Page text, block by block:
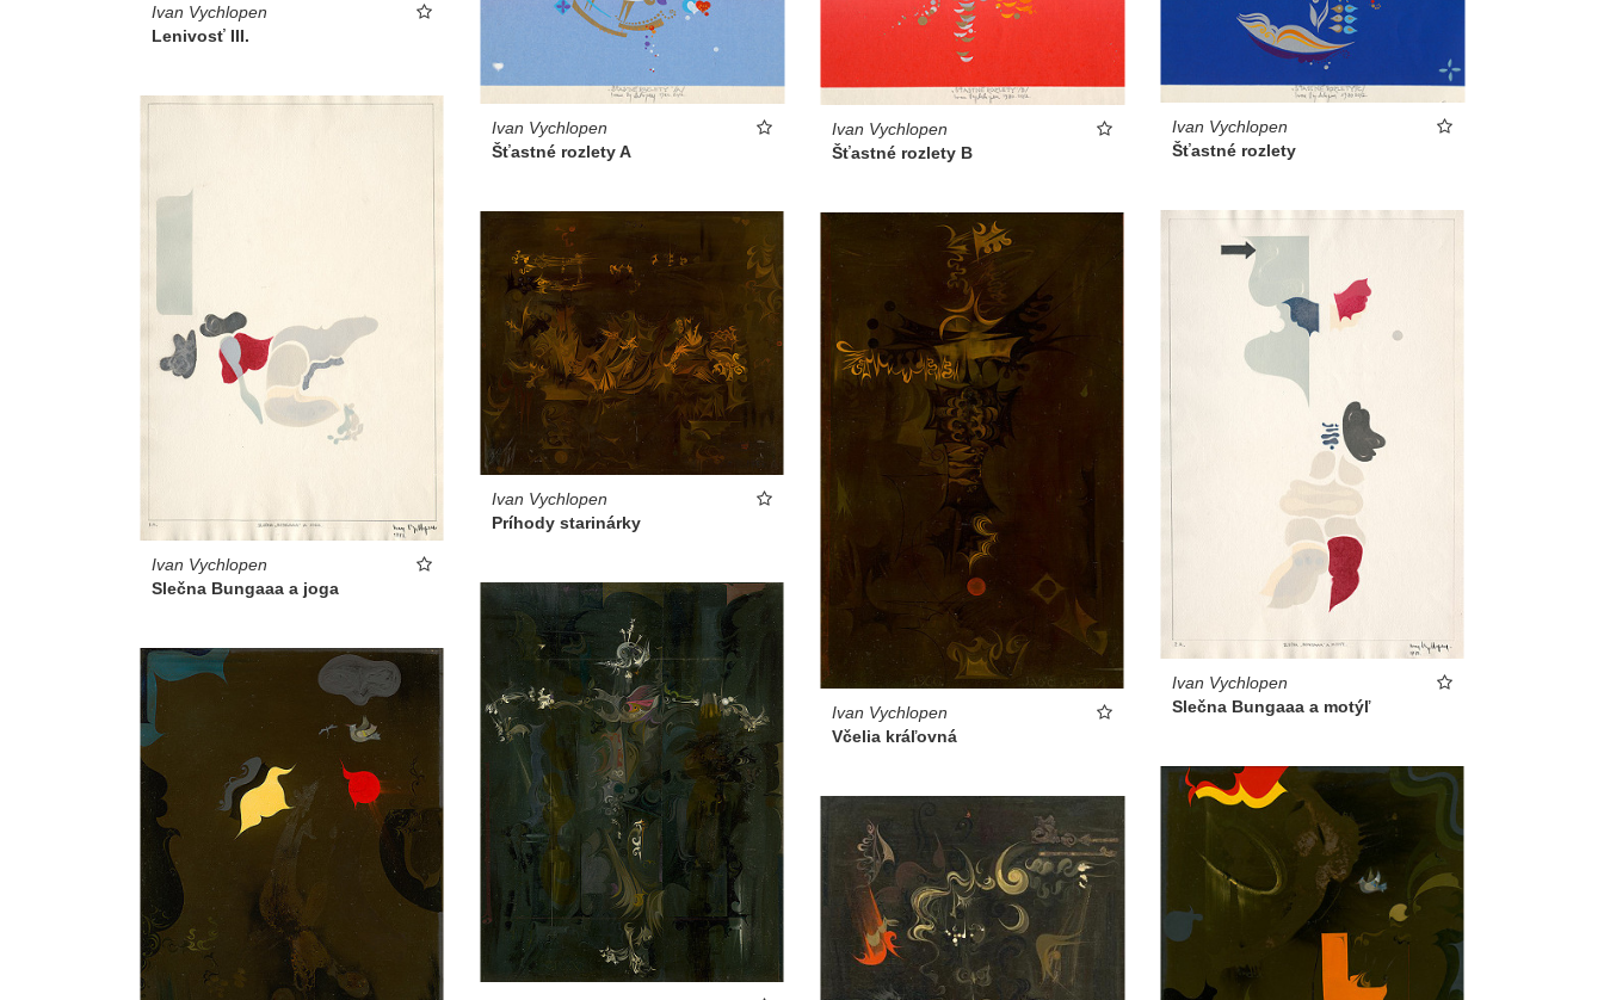
Ivan Vychlopen
Lenivosť III.
Ivan Vychlopen
Šťastné rozlety A
Ivan Vychlopen
Šťastné rozlety B
Ivan Vychlopen
Šťastné rozlety
Ivan Vychlopen
Slečna Bungaaa a joga
Ivan Vychlopen
Slečna Bungaaa a motýľ
Ivan Vychlopen
Príhody starinárky
Ivan Vychlopen
Včelia kráľovná